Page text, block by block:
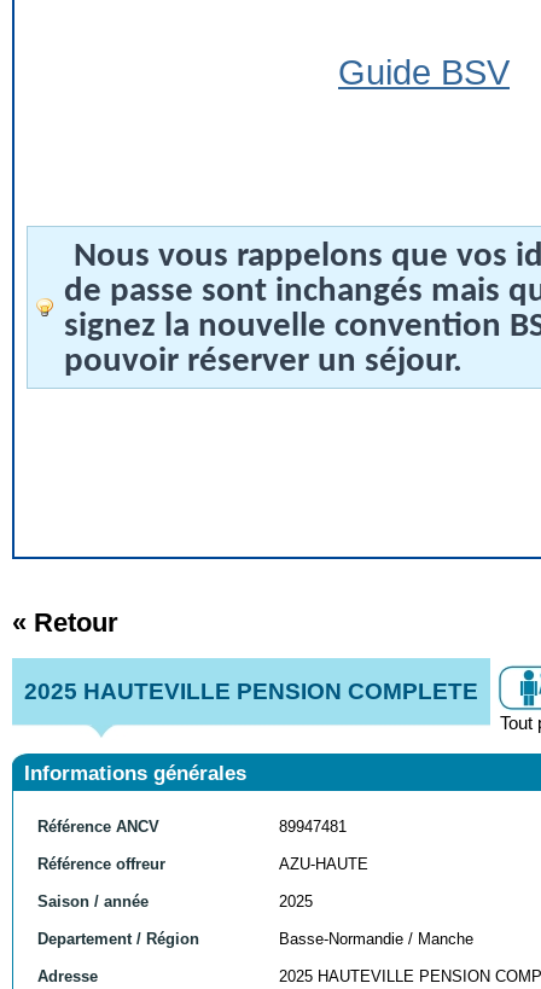
Guide BSV
Nous vous rappelons que vos
de passe sont inchangés mais
signez la nouvelle convention
pouvoir réserver un séjour.
« Retour
2025 HAUTEVILLE PENSION COMPLETE
Tout
Informations générales
Référence ANCV 89947481
Référence offreur AZU-HAUTE
Saison / année 2025
Departement / Région Basse-Normandie / Manche
Adresse
2025 HAUTEVILLE PENSION